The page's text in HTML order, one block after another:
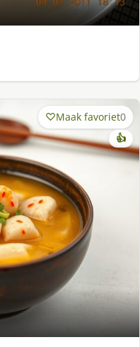
Maak favoriet0
👍